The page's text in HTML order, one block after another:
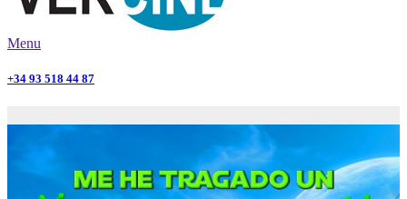
Menu
+34 93 518 44 87